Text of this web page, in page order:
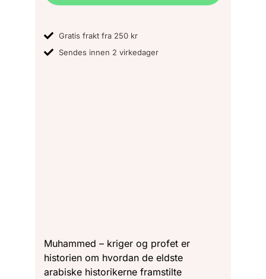
Gratis frakt fra 250 kr
Sendes innen 2 virkedager
Muhammed – kriger og profet er
historien om hvordan de eldste
arabiske historikerne framstilte